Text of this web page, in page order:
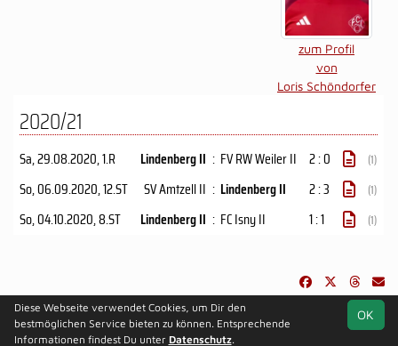
zum Profil
von
Loris Schöndorfer
2020/21
Sa, 29.08.2020, 1.R Lindenberg II : FV RW Weiler II 2 : 0 (1)
So, 06.09.2020, 12.ST SV Amtzell II : Lindenberg II 2 : 3 (1)
So, 04.10.2020, 8.ST Lindenberg II : FC Isny II 1 : 1 (1)
soccero.de
© 2006 - 2026
OK
Diese Webseite verwendet Cookies, um Dir den
bestmöglichen Service bieten zu können. Entsprechende
Informationen findest Du unter Datenschutz.